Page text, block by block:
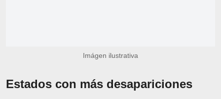
Imágen ilustrativa
Estados con más desapariciones